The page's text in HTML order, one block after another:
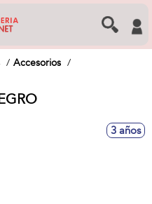
Accesorios
3 años